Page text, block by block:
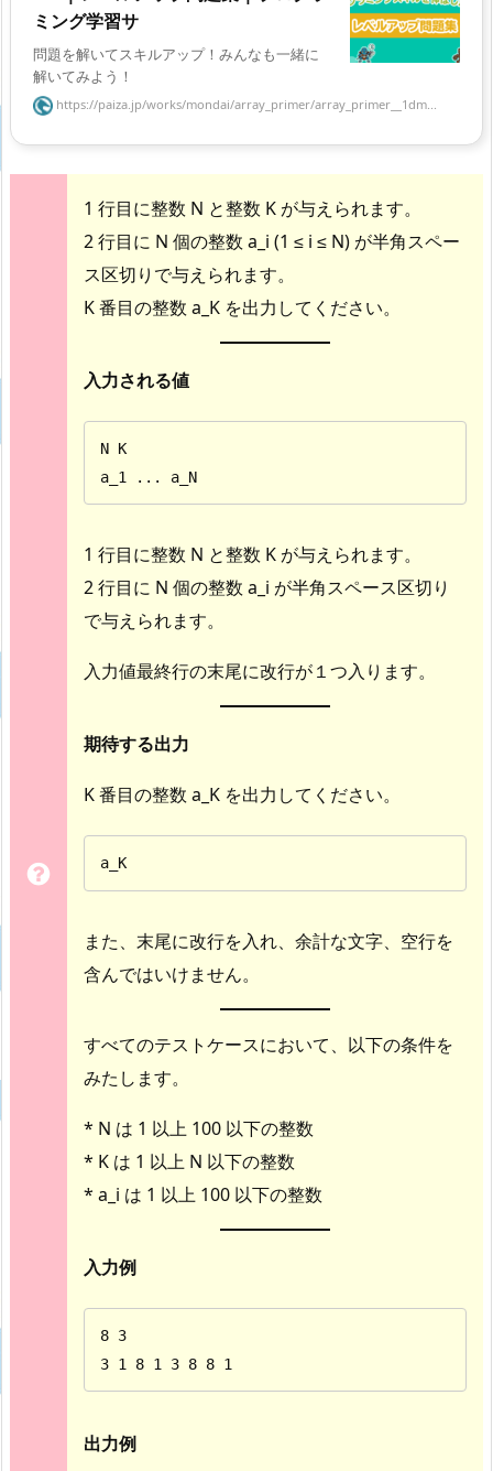
ミング学習サ
問題を解いてスキルアップ！みんなも一緒に
解いてみよう！
https://paiza.jp/works/mondai/array_primer/array_primer__1dm...
1 行目に整数 N と整数 K が与えられます。
2 行目に N 個の整数 a_i (1 ≤ i ≤ N) が半角スペー
ス区切りで与えられます。
K 番目の整数 a_K を出力してください。
入力される値
N K
a_1 ... a_N
1 行目に整数 N と整数 K が与えられます。
2 行目に N 個の整数 a_i が半角スペース区切り
で与えられます。
入力値最終行の末尾に改行が１つ入ります。
期待する出力
K 番目の整数 a_K を出力してください。
a_K
また、末尾に改行を入れ、余計な文字、空行を
含んではいけません。
すべてのテストケースにおいて、以下の条件を
みたします。
* N は 1 以上 100 以下の整数
* K は 1 以上 N 以下の整数
* a_i は 1 以上 100 以下の整数
入力例
8 3
3 1 8 1 3 8 8 1
出力例